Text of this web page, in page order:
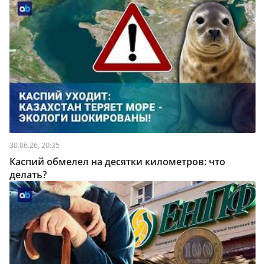
30.06.26, 20:35
Каспий обмелел на десятки километров: что
делать?